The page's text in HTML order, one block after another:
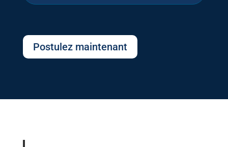
Postulez maintenant